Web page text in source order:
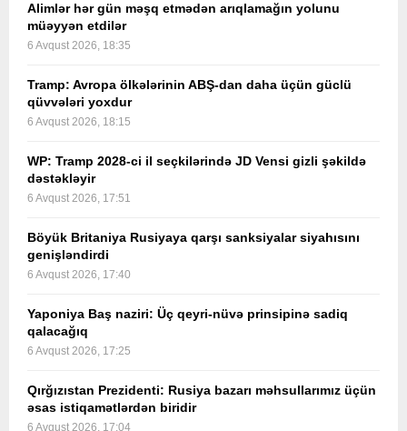
Alimlər hər gün məşq etmədən arıqlamağın yolunu
müəyyən etdilər
6 Avqust 2026, 18:35
Tramp: Avropa ölkələrinin ABŞ-dan daha üçün güclü
qüvvələri yoxdur
6 Avqust 2026, 18:15
WP: Tramp 2028-ci il seçkilərində JD Vensi gizli şəkildə
dəstəkləyir
6 Avqust 2026, 17:51
Böyük Britaniya Rusiyaya qarşı sanksiyalar siyahısını
genişləndirdi
6 Avqust 2026, 17:40
Yaponiya Baş naziri: Üç qeyri-nüvə prinsipinə sadiq
qalacağıq
6 Avqust 2026, 17:25
Qırğızıstan Prezidenti: Rusiya bazarı məhsullarımız üçün
əsas istiqamətlərdən biridir
6 Avqust 2026, 17:04